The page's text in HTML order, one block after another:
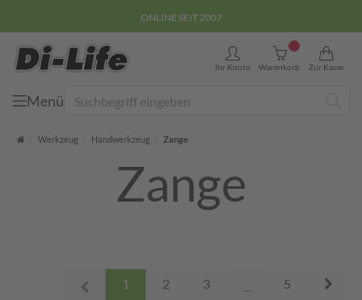
E-COMMERCE GÜTEZEICHEN
Ihr Konto Warenkorb
0
Zur Kasse
Menü
Startseite
Werkzeug Handwerkzeug Zange
Zange
1 2 3 5